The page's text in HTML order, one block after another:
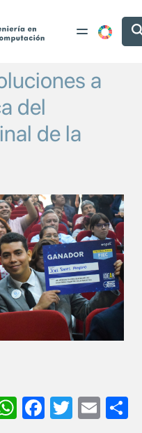
a
del
de la
WhatsApp
Facebook
Twitter